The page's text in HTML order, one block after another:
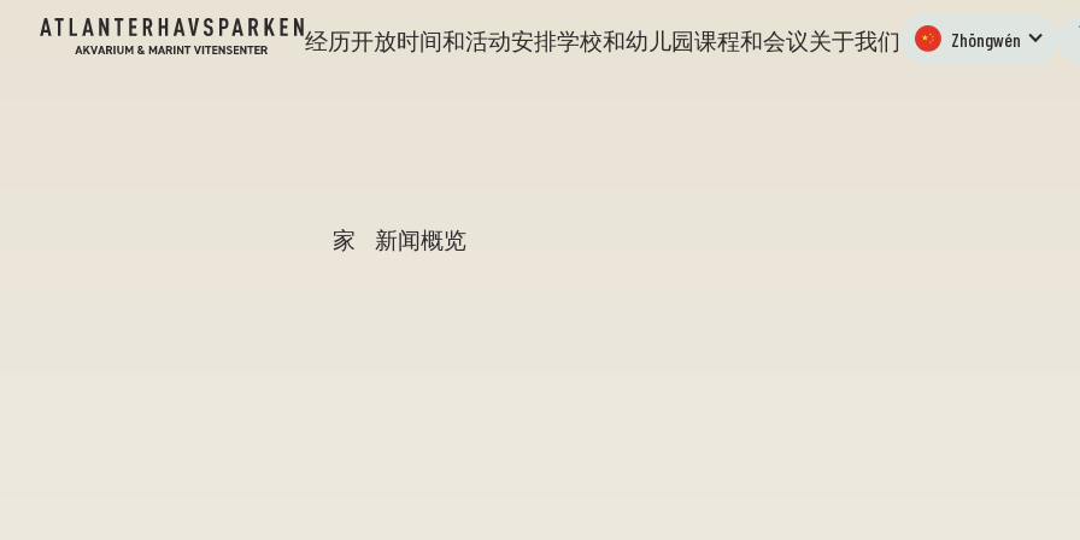
经历开放时间和活动安排学校和幼儿园课程和会议关于我们 Zhōngwén
家 新闻概览